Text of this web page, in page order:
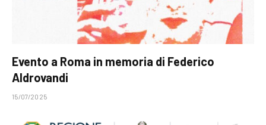
Evento a Roma in memoria di Federico
Aldrovandi
15/07/2025